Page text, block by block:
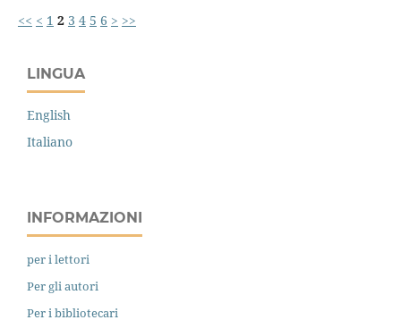
<< < 1 2 3 4 5 6 > >>
LINGUA
English
Italiano
INFORMAZIONI
per i lettori
Per gli autori
Per i bibliotecari